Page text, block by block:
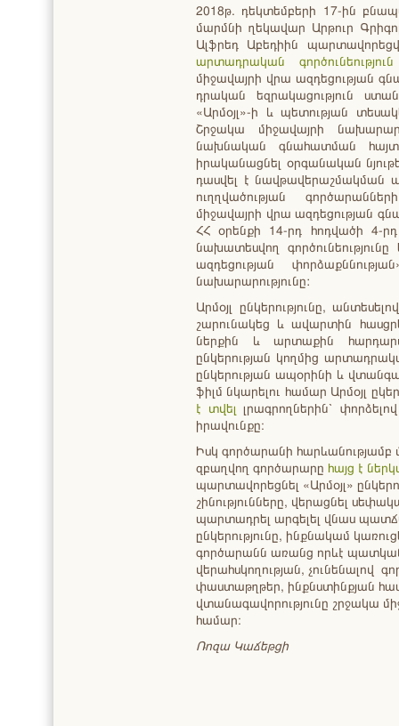
2018թ. դեկտեմբերի 17-ին
մարմնի ղեկավար Արթուր
Ալֆրեդ Աբեդիին
արտադրական
միջավայրի վրա ազդեցության
դրական եզրակացություն
«Արմօյլ»-ի և պետության
Շրջակա միջավայրի
նախնական գնահատման
իրականացնել օրգանական
դասվել է նավթավերաշմակման
ուղղվածության
միջավայրի վրա ազդեցության
ՀՀ օրենքի 14-րդ հոդվածի
նախատեսվող
ազդեցության
նախարարությունը:
Արմօյլ ընկերությունը,
շարունակեց և ավարտին
ներքին և արտաքին
ընկերության կողմից
ընկերության ապօրինի և
ֆիլմ նկարելու համար Արմօյլ
է տվել լրագրողներին՝
իրավունքը։
Իսկ գործարանի հարևանությամբ
զբաղվող գործարարը հայց է
պարտավորեցնել «Արմօյլ»
շինությունները, վերացնել
պարտադրել արգելել վնաս
ընկերությունը, ինքնակամ
գործարանն առանց որևէ պատկան
վերահսկողության, չունենալով
փաստաթղթեր, ինքնստինքյան
վտանագավորությունը շրջակա
համար։
Ռոզա Կաճեթցի